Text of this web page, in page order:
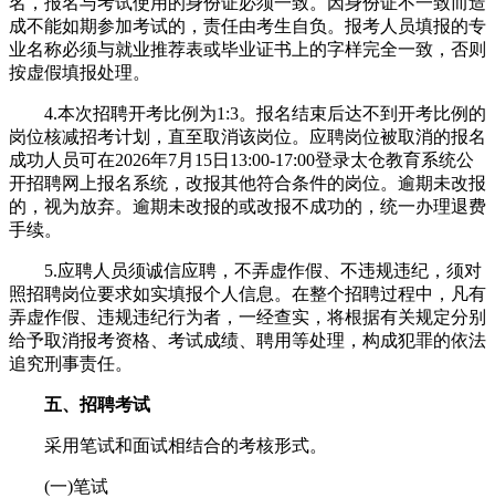
成不能如期参加考试的，责任由考生自负。报考人员填报的专
业名称必须与就业推荐表或毕业证书上的字样完全一致，否则
按虚假填报处理。
4.本次招聘开考比例为1:3。报名结束后达不到开考比例的
岗位核减招考计划，直至取消该岗位。应聘岗位被取消的报名
成功人员可在2026年7月15日13:00-17:00登录太仓教育系统公
开招聘网上报名系统，改报其他符合条件的岗位。逾期未改报
的，视为放弃。逾期未改报的或改报不成功的，统一办理退费
手续。
5.应聘人员须诚信应聘，不弄虚作假、不违规违纪，须对
照招聘岗位要求如实填报个人信息。在整个招聘过程中，凡有
弄虚作假、违规违纪行为者，一经查实，将根据有关规定分别
给予取消报考资格、考试成绩、聘用等处理，构成犯罪的依法
追究刑事责任。
五、招聘考试
采用笔试和面试相结合的考核形式。
(一)笔试